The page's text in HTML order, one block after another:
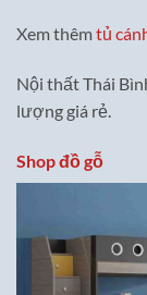
Xem thêmtủ
Nội thất Thái
lượng giá rẻ.
Shop đồ gỗ